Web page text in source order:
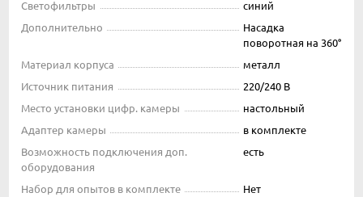
Светофильтры
синий
Дополнительно
Насадка
поворотная на 360°
Материал корпуса
металл
Источник питания
220/240 В
Место установки цифр. камеры
настольный
Адаптер камеры
в комплекте
Возможность подключения доп.
оборудования
есть
Набор для опытов в комплекте
Нет